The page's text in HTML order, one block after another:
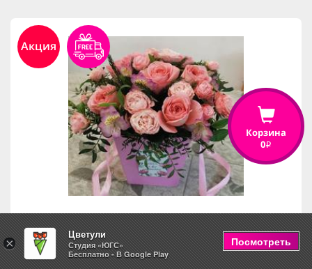
Акция
Коробка "Нежные чувства"
Корзина
0i
×
Цветули
Студия «ЮГС»
Бесплатно - В Google Play
Посмотреть